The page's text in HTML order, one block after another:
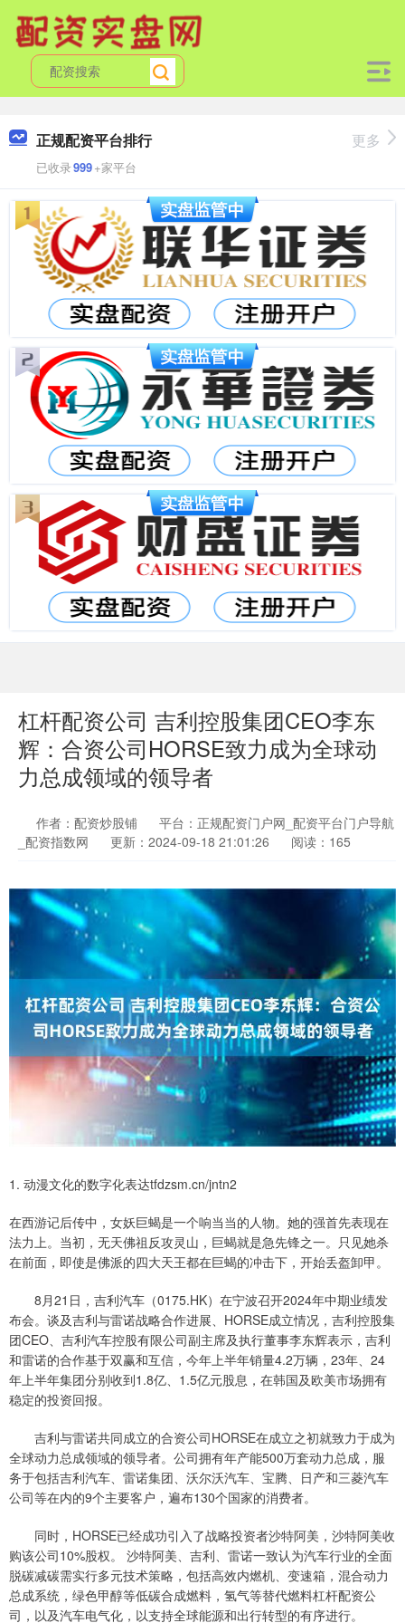
正规配资平台排行
已收录999+家平台
更多
杠杆配资公司 吉利控股集团CEO李东
辉：合资公司HORSE致力成为全球动
力总成领域的领导者
作者：配资炒股铺
平台：正规配资门户网_配资平台门户导航
_配资指数网
更新：2024-09-18 21:01:26 阅读：165
1. 动漫文化的数字化表达tfdzsm.cn/jntn2
在西游记后传中，女妖巨蝎是一个响当当的人物。她的强首先表现在
法力上。当初，无天佛祖反攻灵山，巨蝎就是急先锋之一。只见她杀
在前面，即使是佛派的四大天王都在巨蝎的冲击下，开始丢盔卸甲。
8月21日，吉利汽车（0175.HK）在宁波召开2024年中期业绩发
布会。谈及吉利与雷诺战略合作进展、HORSE成立情况，吉利控股集
团CEO、吉利汽车控股有限公司副主席及执行董事李东辉表示，吉利
和雷诺的合作基于双赢和互信，今年上半年销量4.2万辆，23年、24
年上半年集团分别收到1.8亿、1.5亿元股息，在韩国及欧美市场拥有
稳定的投资回报。
吉利与雷诺共同成立的合资公司HORSE在成立之初就致力于成为
全球动力总成领域的领导者。公司拥有年产能500万套动力总成，服
务于包括吉利汽车、雷诺集团、沃尔沃汽车、宝腾、日产和三菱汽车
公司等在内的9个主要客户，遍布130个国家的消费者。
同时，HORSE已经成功引入了战略投资者沙特阿美，沙特阿美收
购该公司10%股权。 沙特阿美、吉利、雷诺一致认为汽车行业的全面
脱碳减碳需实行多元技术策略，包括高效内燃机、变速箱，混合动力
总成系统，绿色甲醇等低碳合成燃料，氢气等替代燃料杠杆配资公
司，以及汽车电气化，以支持全球能源和出行转型的有序进行。